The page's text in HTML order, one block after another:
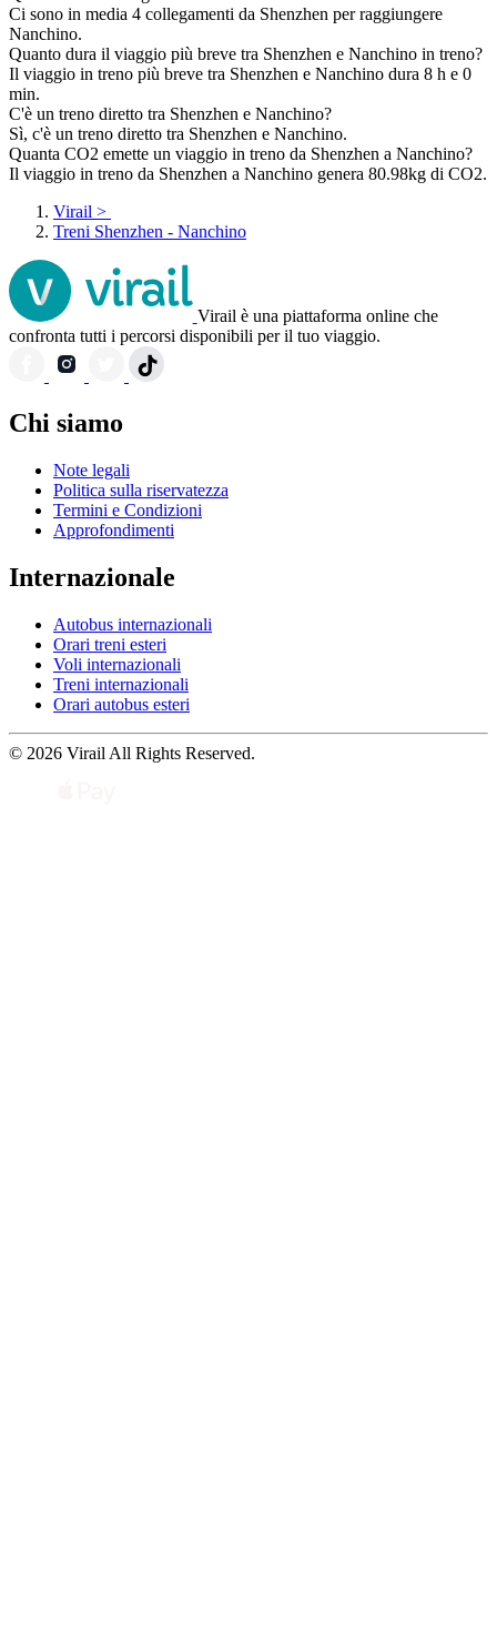
Ci sono in media 4 collegamenti da Shenzhen per raggiungere
Nanchino.
Quanto dura il viaggio più breve tra Shenzhen e Nanchino in treno?
Il viaggio in treno più breve tra Shenzhen e Nanchino dura 8 h e 0
min.
C'è un treno diretto tra Shenzhen e Nanchino?
Sì, c'è un treno diretto tra Shenzhen e Nanchino.
Quanta CO2 emette un viaggio in treno da Shenzhen a Nanchino?
Il viaggio in treno da Shenzhen a Nanchino genera 80.98kg di CO2.
Virail >
Treni Shenzhen - Nanchino
Virail è una piattaforma online che
confronta tutti i percorsi disponibili per il tuo viaggio.
Chi siamo
Note legali
Politica sulla riservatezza
Termini e Condizioni
Approfondimenti
Internazionale
Autobus internazionali
Orari treni esteri
Voli internazionali
Treni internazionali
Orari autobus esteri
© 2026 Virail All Rights Reserved.